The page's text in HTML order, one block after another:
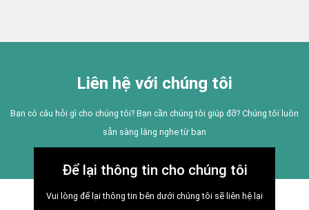
Liên hệ với chúng tôi
Bạn có câu hỏi gì cho chúng tôi? Bạn cần chúng tôi giúp đỡ? Chúng tôi luôn
sẵn sàng lắng nghe từ bạn
Để lại thông tin cho chúng tôi
Vui lòng để lại thông tin bên dưới chúng tôi sẽ liên hệ lại